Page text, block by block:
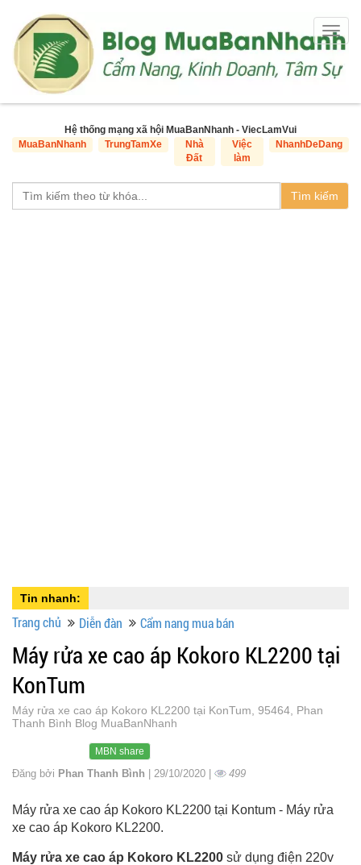
Hệ thống mạng xã hội MuaBanNhanh - ViecLamVui
MuaBanNhanh
TrungTamXe
Nhà
Đất
Việc
làm
NhanhDeDang
Tìm kiếm
Tin nhanh:
Trang chủ Diễn đàn Cẩm nang mua bán
Máy rửa xe cao áp Kokoro KL2200 tại
KonTum
Máy rửa xe cao áp Kokoro KL2200 tại KonTum, 95464, Phan
Thanh Bình Blog MuaBanNhanh
MBN share
Đăng bởi Phan Thanh Bình | 29/10/2020 | 499
Máy rửa xe cao áp Kokoro KL2200 tại Kontum - Máy rửa
xe cao áp Kokoro KL2200.
Máy rửa xe cao áp Kokoro KL2200 sử dụng điện 220v